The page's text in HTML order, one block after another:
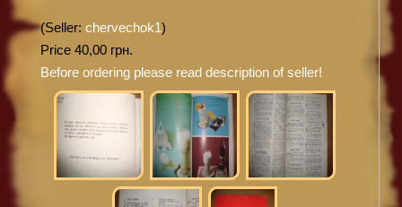
(Seller: chervechok1)
Price 40,00 грн.
Before ordering please read description of seller!